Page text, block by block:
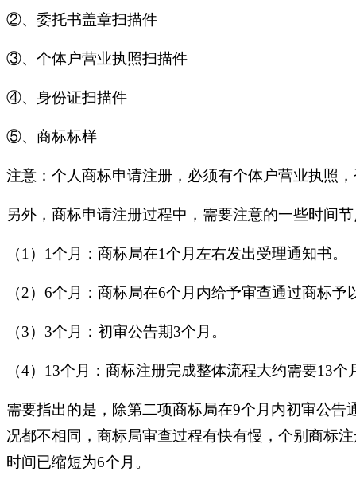
②、委托书盖章扫描件
③、个体户营业执照扫描件
④、身份证扫描件
⑤、商标标样
注意：个人商标申请注册，必须有个体户营业执照
另外，商标申请注册过程中，需要注意的一些时间
（1）1个月：商标局在1个月左右发出受理通知书。
（2）6个月：商标局在6个月内给予审查通过商标予
（3）3个月：初审公告期3个月。
（4）13个月：商标注册完成整体流程大约需要13个
需要指出的是，除第二项商标局在9个月内初审公
况都不相同，商标局审查过程有快有慢，个别商标
时间已缩短为6个月。